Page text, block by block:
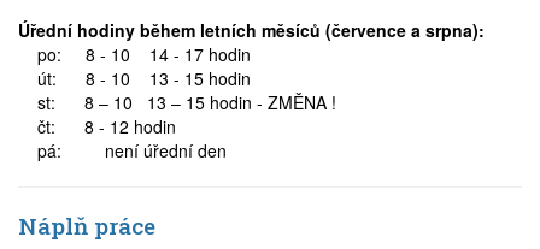
Úřední hodiny během letních měsíců (července a srpna):
po: 8 - 10 14 - 17 hodin
út: 8 - 10 13 - 15 hodin
st: 8 – 10 13 – 15 hodin - ZMĚNA !
čt: 8 - 12 hodin
pá: není úřední den
Náplň práce